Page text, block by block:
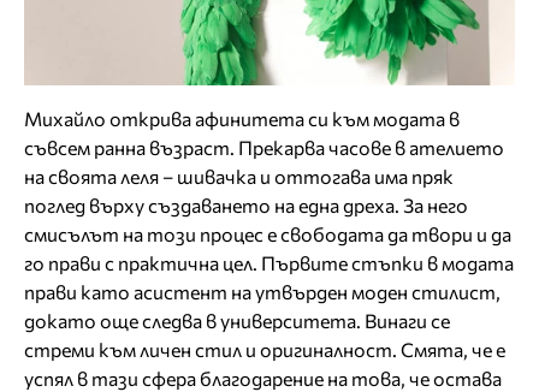
Михайло открива афинитета си към модата в
съвсем ранна възраст. Прекарва часове в ателието
на своята леля – шивачка и оттогава има пряк
поглед върху създаването на една дреха. За него
смисълът на този процес е свободата да твори и да
го прави с практична цел. Първите стъпки в модата
прави като асистент на утвърден моден стилист,
докато още следва в университета. Винаги се
стреми към личен стил и оригиналност. Смята, че е
успял в тази сфера благодарение на това, че остава